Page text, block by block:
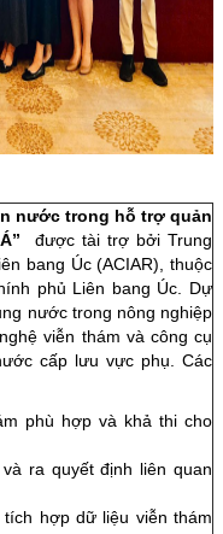
nước trong hỗ trợ quản
được tài trợ bởi Trung
bang Úc (ACIAR), thuộc
phủ Liên bang Úc. Dự
nước trong nông nghiệp
viễn thám và công cụ
cấp lưu vực phụ. Các
phù hợp và khả thi cho
ra quyết định liên quan
hợp dữ liệu viễn thám